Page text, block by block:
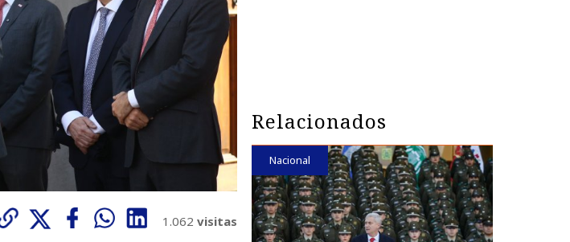
1.062 visitas
Relacionados
Nacional